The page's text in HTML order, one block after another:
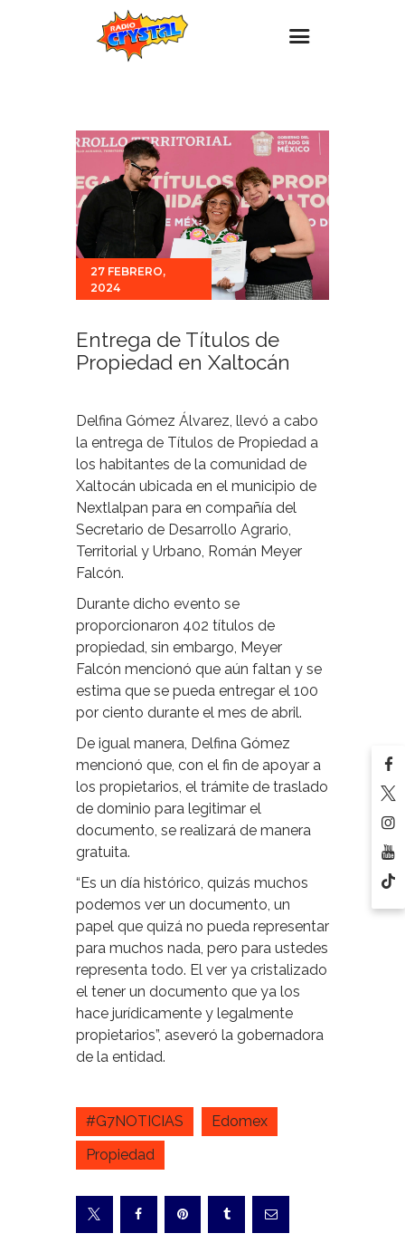
Estaciones
Eventos
Promociones
Noticias
Para ti
Contacto
27 FEBRERO,
2024
Entrega de Títulos de
Propiedad en Xaltocán
Delfina Gómez Álvarez, llevó a cabo
la entrega de Títulos de Propiedad a
los habitantes de la comunidad de
Xaltocán ubicada en el municipio de
Nextlalpan para en compañía del
Secretario de Desarrollo Agrario,
Territorial y Urbano, Román Meyer
Falcón.
Durante dicho evento se
proporcionaron 402 títulos de
propiedad, sin embargo, Meyer
Falcón mencionó que aún faltan y se
estima que se pueda entregar el 100
por ciento durante el mes de abril.
De igual manera, Delfina Gómez
mencionó que, con el fin de apoyar a
los propietarios, el trámite de traslado
de dominio para legitimar el
documento, se realizará de manera
gratuita.
“Es un día histórico, quizás muchos
podemos ver un documento, un
papel que quizá no pueda representar
para muchos nada, pero para ustedes
representa todo. El ver ya cristalizado
el tener un documento que ya los
hace jurídicamente y legalmente
propietarios”, aseveró la gobernadora
de la entidad.
#G7NOTICIAS
Edomex
Propiedad